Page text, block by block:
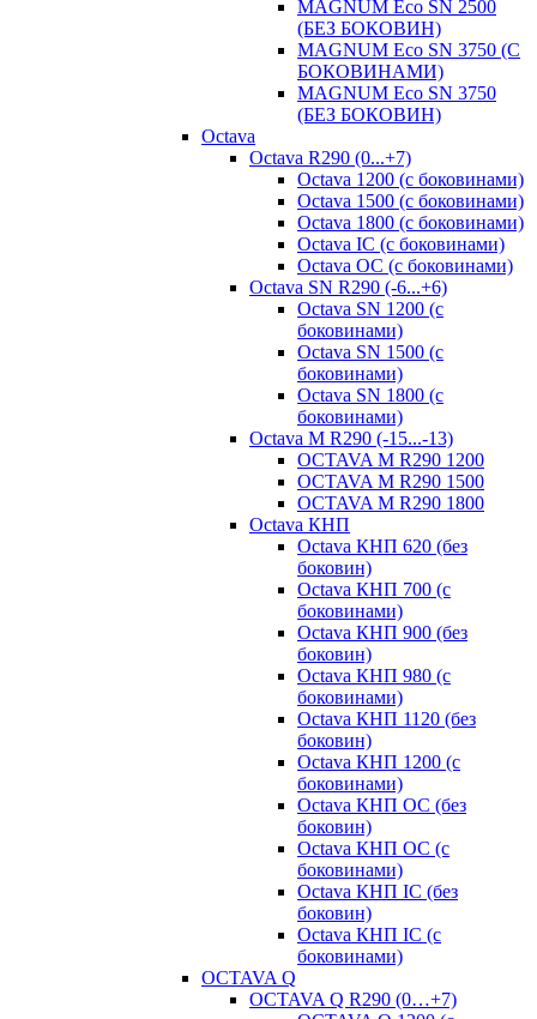
MAGNUM Eco SN 2500
(БЕЗ БОКОВИН)
MAGNUM Eco SN 3750 (С
БОКОВИНАМИ)
MAGNUM Eco SN 3750
(БЕЗ БОКОВИН)
Octava
Octava R290 (0...+7)
Octava 1200 (с боковинами)
Octava 1500 (с боковинами)
Octava 1800 (с боковинами)
Octava IC (с боковинами)
Octava OC (с боковинами)
Octava SN R290 (-6...+6)
Octava SN 1200 (с
боковинами)
Octava SN 1500 (с
боковинами)
Octava SN 1800 (с
боковинами)
Octava M R290 (-15...-13)
OCTAVA M R290 1200
OCTAVA M R290 1500
OCTAVA M R290 1800
Octava КНП
Octava КНП 620 (без
боковин)
Octava КНП 700 (с
боковинами)
Octava КНП 900 (без
боковин)
Octava КНП 980 (с
боковинами)
Octava КНП 1120 (без
боковин)
Octava КНП 1200 (с
боковинами)
Octava КНП OC (без
боковин)
Octava КНП OC (с
боковинами)
Octava КНП IC (без
боковин)
Octava КНП IC (с
боковинами)
OCTAVA Q
OCTAVA Q R290 (0…+7)